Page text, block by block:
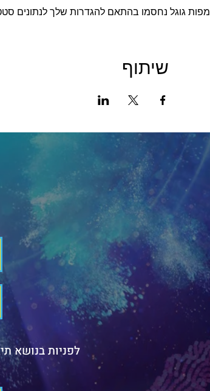
מפות גוגל נחסמו בהתאם להגדרות שלך לנתונים
שיתוף
לפניות בנושא תיאום